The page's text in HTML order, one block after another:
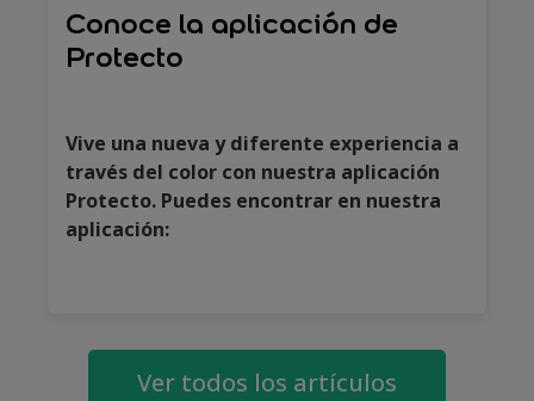
Conoce la aplicación de
Protecto
Vive una nueva y diferente experiencia a
través del color con nuestra aplicación
Protecto. Puedes encontrar en nuestra
aplicación:
Ver todos los artículos